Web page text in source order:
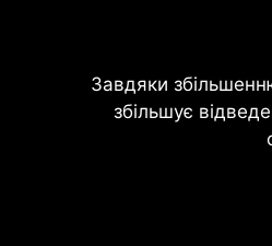
Завдяки
збільшує